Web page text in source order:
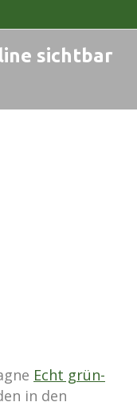
sichtbar
sich hier:
Echt grün-
in den